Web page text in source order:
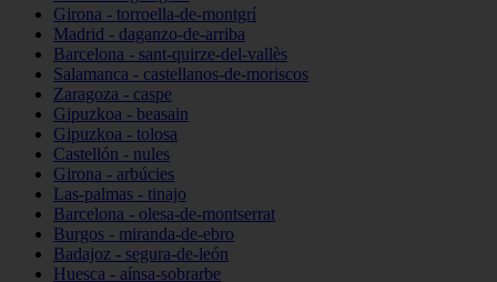
Girona - torroella-de-montgrí
Madrid - daganzo-de-arriba
Barcelona - sant-quirze-del-vallès
Salamanca - castellanos-de-moriscos
Zaragoza - caspe
Gipuzkoa - beasain
Gipuzkoa - tolosa
Castellón - nules
Girona - arbúcies
Las-palmas - tinajo
Barcelona - olesa-de-montserrat
Burgos - miranda-de-ebro
Badajoz - segura-de-león
Huesca - aínsa-sobrarbe